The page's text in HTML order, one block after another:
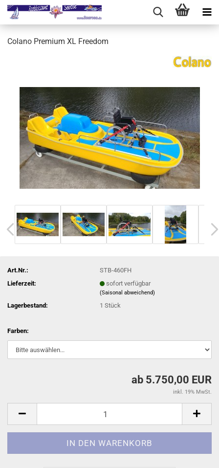
Colano Premium XL Freedom
Art.Nr.:
STB-460FH
Lieferzeit:
sofort verfügbar
(Saisonal abweichend)
Lagerbestand: 1Stück
Farben:
ab 5.750,00 EUR
inkl. 19% MwSt.